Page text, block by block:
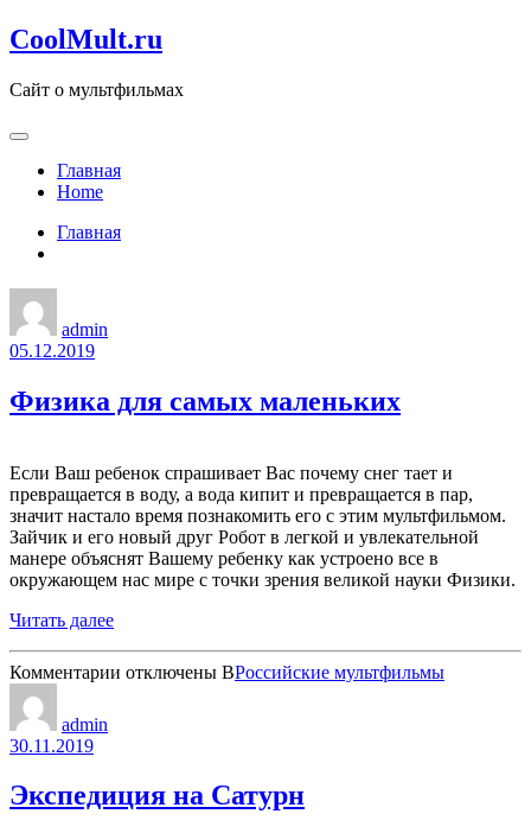
Перейти
к
CoolMult.ru
Сайт о мультфильмах
Главная
Home
Главная
admin
05.12.2019
Физика для самых маленьких
Если Ваш ребенок спрашивает Вас почему снег тает и
превращается в воду, а вода кипит и превращается в пар,
значит настало время познакомить его с этим мультфильмом.
Зайчик и его новый друг Робот в легкой и увлекательной
манере объяснят Вашему ребенку как устроено все в
окружающем нас мире с точки зрения великой науки Физики.
Читать далее
Комментарии котключены ВРоссийские мультфильмы
admin
30.11.2019
Экспедиция на Сатурн